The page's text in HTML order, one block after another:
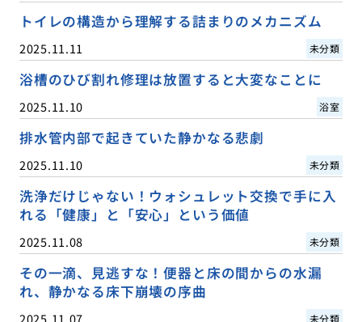
トイレの構造から理解する詰まりのメカニズム
2025.11.11 未分類
浴槽のひび割れ修理は放置すると大変なことに
2025.11.10 浴室
排水管内部で起きていた静かなる悲劇
2025.11.10 未分類
洗浄だけじゃない！ウォシュレット交換で手に入
れる「健康」と「安心」という価値
2025.11.08 未分類
その一滴、見逃すな！便器と床の間からの水漏
れ、静かなる床下崩壊の序曲
未分類